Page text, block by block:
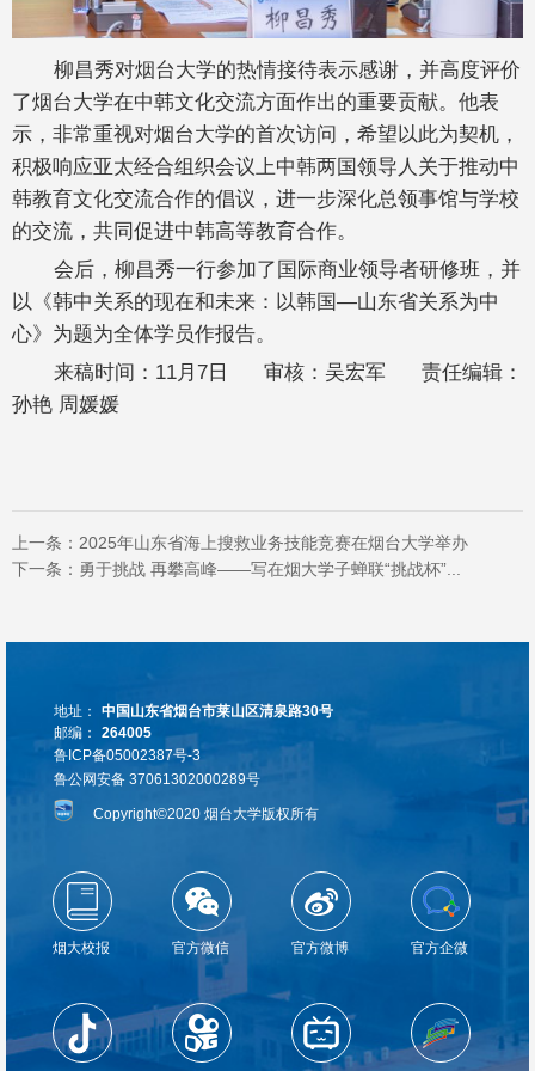
柳昌秀对烟台大学的热情接待表示感谢，并高度评价
了烟台大学在中韩文化交流方面作出的重要贡献。他表
示，非常重视对烟台大学的首次访问，希望以此为契机，
积极响应亚太经合组织会议上中韩两国领导人关于推动中
韩教育文化交流合作的倡议，进一步深化总领事馆与学校
的交流，共同促进中韩高等教育合作。
会后，柳昌秀一行参加了国际商业领导者研修班，并
以《韩中关系的现在和未来：以韩国—山东省关系为中
心》为题为全体学员作报告。
来稿时间：11月7日 审核：吴宏军 责任编辑：
孙艳 周媛媛
上一条： 2025年山东省海上搜救业务技能竞赛在烟台大学举办
下一条： 勇于挑战 再攀高峰——写在烟大学子蝉联“挑战杯”...
地址：
中国山东省烟台市莱山区清泉路30号
邮编：
264005
鲁ICP备05002387号-3
鲁公网安备 37061302000289号
Copyright©2020 烟台大学版权所有
烟大校报 官方微信 官方微博 官方企微